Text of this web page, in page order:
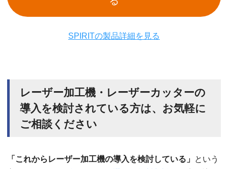
SPIRITの製品詳細を見る
レーザー加工機・レーザーカッターの
導入を検討されている方は、お気軽に
ご相談ください
「これからレーザー加工機の導入を検討している」 という